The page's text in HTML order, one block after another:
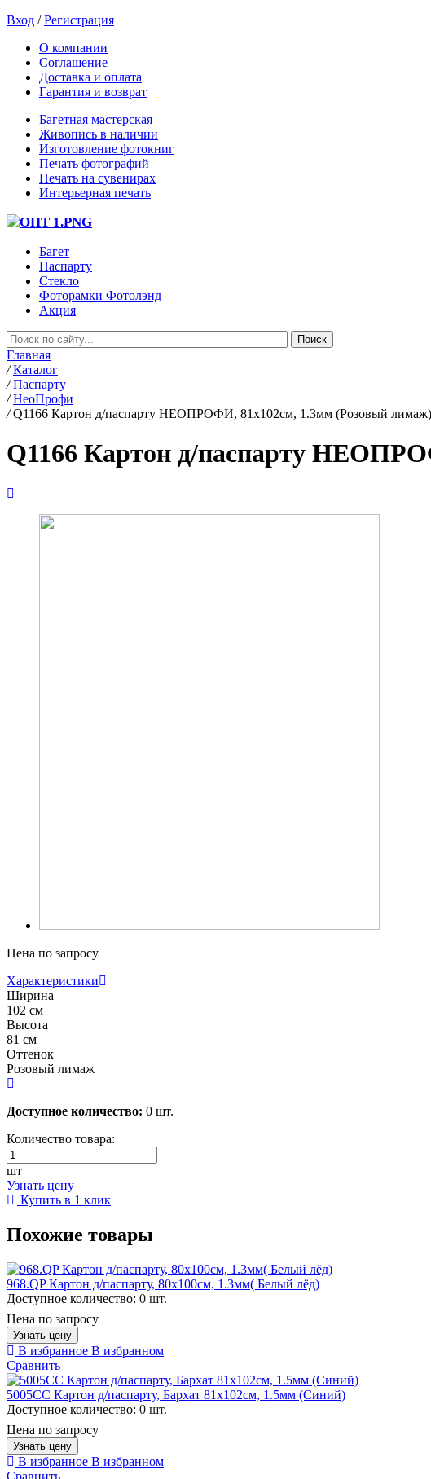
Вход /Регистрация
О компании
Соглашение
Доставка и оплата
Гарантия и возврат
Багетная мастерская
Живопись в наличии
Изготовление фотокниг
Печать фотографий
Печать на сувенирах
Интерьерная печать
Багет
Паспарту
Стекло
Фоторамки Фотолэнд
Акция
Главная
/ Каталог
/ Паспарту
/ НеоПрофи
/ Q1166 Картон д/паспарту НЕОПРОФИ, 81x102см, 1.3мм (Розовый лимаж)
Q1166 Картон д/паспарту
Цена по запросу
Характеристики
Ширина
102 см
Высота
81 см
Оттенок
Розовый лимаж
Доступное количество: 0 шт.
Количество товара:
шт
Узнать цену
Купить в 1 клик
Похожие товары
968.QP Картон д/паспарту, 80x100см, 1.3мм( Белый лёд)
Доступное количество: 0 шт.
Цена по запросу
Узнать цену
В избранное В избранном
Сравнить
5005CC Картон д/паспарту, Бархат 81x102см, 1.5мм (Синий)
Доступное количество: 0 шт.
Цена по запросу
Узнать цену
В избранное В избранном
Сравнить